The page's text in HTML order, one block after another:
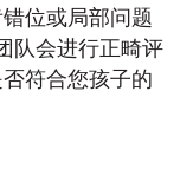
位或局部问题
队会进行正畸评
符合您孩子的